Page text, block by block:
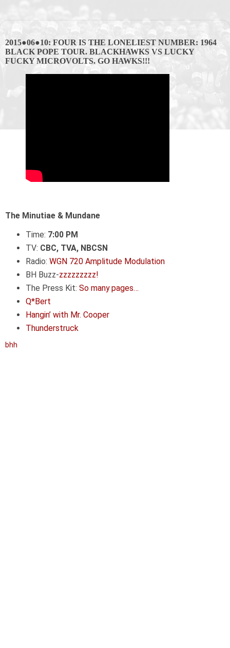
2015●06●10: FOUR IS THE LONELIEST NUMBER: 1964
BLACK POPE TOUR. BLACKHAWKS VS LUCKY
FUCKY MICROVOLTS. GO HAWKS!!!
The Minutiae & Mundane
Time: 7:00 PM
TV: CBC, TVA, NBCSN
Radio: WGN 720 Amplitude Modulation
BH Buzz-zzzzzzzzz!
The Press Kit: So many pages…
Q*Bert
Hangin’ with Mr. Cooper
Thunderstruck
bhh